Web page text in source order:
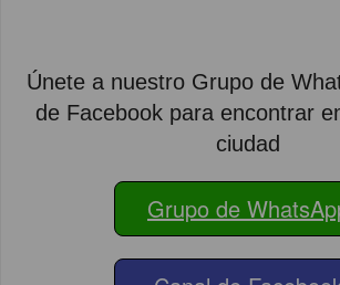
Únete a nuestro Grupo de
de Facebook para encontrar
ciudad
Grupo de